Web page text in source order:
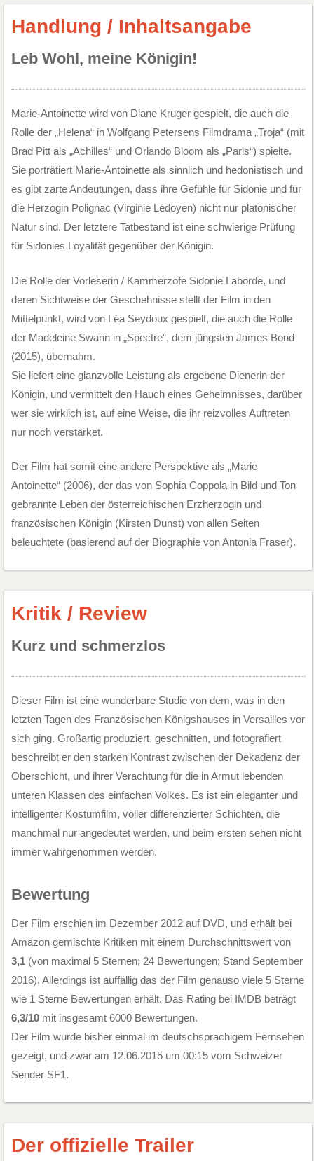
Handlung / Inhaltsangabe
Leb Wohl, meine Königin!
Marie-Antoinette wird von Diane Kruger gespielt, die auch die
Rolle der „Helena“ in Wolfgang Petersens Filmdrama „Troja“ (mit
Brad Pitt als „Achilles“ und Orlando Bloom als „Paris“) spielte.
Sie porträtiert Marie-Antoinette als sinnlich und hedonistisch und
es gibt zarte Andeutungen, dass ihre Gefühle für Sidonie und für
die Herzogin Polignac (Virginie Ledoyen) nicht nur platonischer
Natur sind. Der letztere Tatbestand ist eine schwierige Prüfung
für Sidonies Loyalität gegenüber der Königin.
Die Rolle der Vorleserin / Kammerzofe Sidonie Laborde, und
deren Sichtweise der Geschehnisse stellt der Film in den
Mittelpunkt, wird von Léa Seydoux gespielt, die auch die Rolle
der Madeleine Swann in „Spectre“, dem jüngsten James Bond
(2015), übernahm.
Sie liefert eine glanzvolle Leistung als ergebene Dienerin der
Königin, und vermittelt den Hauch eines Geheimnisses, darüber
wer sie wirklich ist, auf eine Weise, die ihr reizvolles Auftreten
nur noch verstärket.
Der Film hat somit eine andere Perspektive als „Marie
Antoinette“ (2006), der das von Sophia Coppola in Bild und Ton
gebrannte Leben der österreichischen Erzherzogin und
französischen Königin (Kirsten Dunst) von allen Seiten
beleuchtete (basierend auf der Biographie von Antonia Fraser).
Kritik / Review
Kurz und schmerzlos
Dieser Film ist eine wunderbare Studie von dem, was in den
letzten Tagen des Französischen Königshauses in Versailles vor
sich ging. Großartig produziert, geschnitten, und fotografiert
beschreibt er den starken Kontrast zwischen der Dekadenz der
Oberschicht, und ihrer Verachtung für die in Armut lebenden
unteren Klassen des einfachen Volkes. Es ist ein eleganter und
intelligenter Kostümfilm, voller differenzierter Schichten, die
manchmal nur angedeutet werden, und beim ersten sehen nicht
immer wahrgenommen werden.
Bewertung
Der Film erschien im Dezember 2012 auf DVD, und erhält bei
Amazon gemischte Kritiken mit einem Durchschnittswert von
3,1(von maximal 5 Sternen; 24 Bewertungen; Stand September
2016). Allerdings ist auffällig das der Film genauso viele 5 Sterne
wie 1 Sterne Bewertungen erhält. Das Rating bei IMDB beträgt
6,3/10mit insgesamt 6000 Bewertungen.
Der Film wurde bisher einmal im deutschsprachigem Fernsehen
gezeigt, und zwar am 12.06.2015 um 00:15 vom Schweizer
Sender SF1.
Der offizielle Trailer